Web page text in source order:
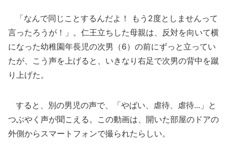
「なんで同じことするんだよ！ もう2度としませんって
言ったろうが！」。仁王立ちした母親は、反対を向いて横
になった幼稚園年長児の次男（6）の前にずっと立ってい
たが、こう声を上げると、いきなり右足で次男の背中を蹴
り上げた。
すると、別の男児の声で、「やばい、虐待、虐待...」と
つぶやく声が聞こえる。この動画は、開いた部屋のドアの
外側からスマートフォンで撮られたらしい。